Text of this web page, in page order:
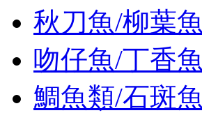
秋刀魚/柳葉魚
吻仔魚/丁香魚
鯛魚類/石斑魚